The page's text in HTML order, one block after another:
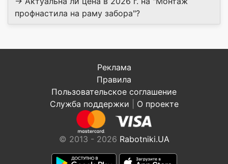
профнастила на раму забора"?
Реклама
Правила
Пользовательское соглашение
Служба поддержки
О проекте
© 2013 - 2026 Rabotniki.UA